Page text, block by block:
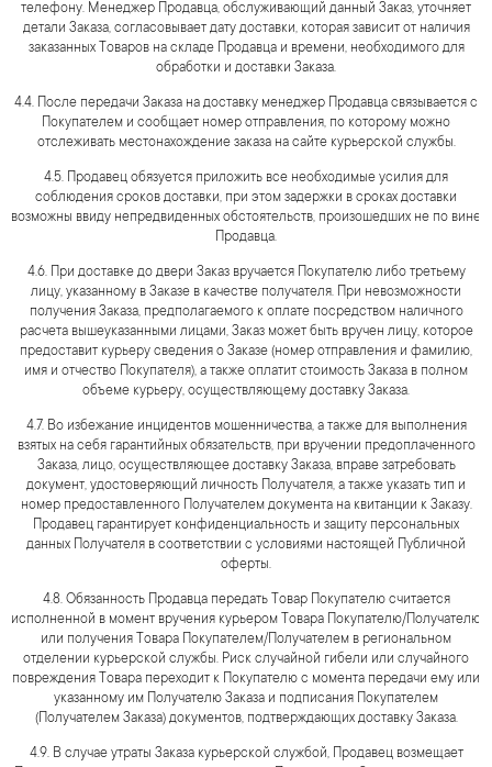
телефону. Менеджер Продавца, обслуживающий данный Заказ, уточняет
детали Заказа, согласовывает дату доставки, которая зависит от наличия
заказанных Товаров на складе Продавца и времени, необходимого для
обработки и доставки Заказа.
4.4. После передачи Заказа на доставку менеджер Продавца связывается с
Покупателем и сообщает номер отправления, по которому можно
отслеживать местонахождение заказа на сайте курьерской службы.
4.5. Продавец обязуется приложить все необходимые усилия для
соблюдения сроков доставки, при этом задержки в сроках доставки
возможны ввиду непредвиденных обстоятельств, произошедших не по вине
Продавца.
4.6. При доставке до двери Заказ вручается Покупателю либо третьему
лицу, указанному в Заказе в качестве получателя. При невозможности
получения Заказа, предполагаемого к оплате посредством наличного
расчета вышеуказанными лицами, Заказ может быть вручен лицу, которое
предоставит курьеру сведения о Заказе (номер отправления и фамилию,
имя и отчество Покупателя), а также оплатит стоимость Заказа в полном
объеме курьеру, осуществляющему доставку Заказа.
4.7. Во избежание инцидентов мошенничества, а также для выполнения
взятых на себя гарантийных обязательств, при вручении предоплаченного
Заказа, лицо, осуществляющее доставку Заказа, вправе затребовать
документ, удостоверяющий личность Получателя, а также указать тип и
номер предоставленного Получателем документа на квитанции к Заказу.
Продавец гарантирует конфиденциальность и защиту персональных
данных Получателя в соответствии с условиями настоящей Публичной
оферты.
4.8. Обязанность Продавца передать Товар Покупателю считается
исполненной в момент вручения курьером Товара Покупателю/Получателю
или получения Товара Покупателем/Получателем в региональном
отделении курьерской службы. Риск случайной гибели или случайного
повреждения Товара переходит к Покупателю с момента передачи ему или
указанному им Получателю Заказа и подписания Покупателем
(Получателем Заказа) документов, подтверждающих доставку Заказа.
4.9. В случае утраты Заказа курьерской службой, Продавец возмещает